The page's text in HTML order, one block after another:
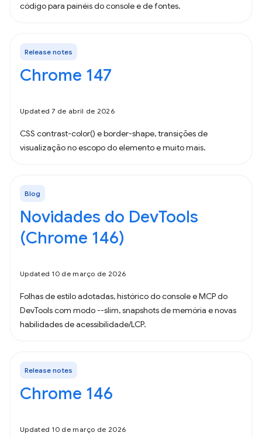
código para painéis do console e de fontes.
Release notes
Chrome 147
Updated 7 de abril de 2026
CSS contrast-color() e border-shape, transições de
visualização no escopo do elemento e muito mais.
Blog
Novidades do DevTools
(Chrome 146)
Updated 10 de março de 2026
Folhas de estilo adotadas, histórico do console e MCP do
DevTools com modo --slim, snapshots de memória e novas
habilidades de acessibilidade/LCP.
Release notes
Chrome 146
Updated 10 de março de 2026